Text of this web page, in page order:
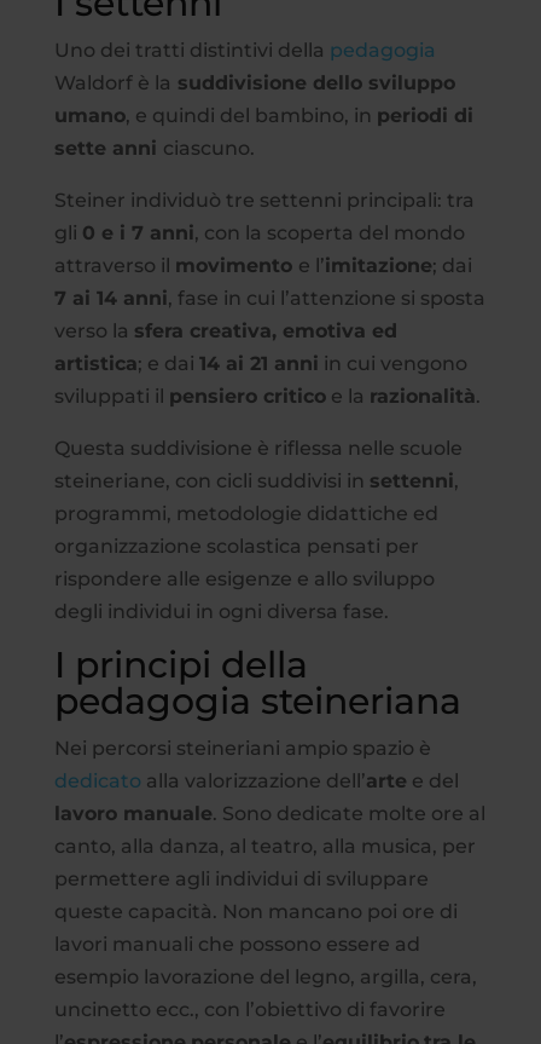
Uno dei tratti distintivi della pedagogia
Waldorf è la suddivisione dello sviluppo
umano, e quindi del bambino, in periodi di
sette anni ciascuno.
Steiner individuò tre settenni principali: tra
gli 0 e i 7 anni, con la scoperta del mondo
attraverso il movimento e l’imitazione; dai
7 ai 14 anni, fase in cui l’attenzione si sposta
verso la sfera creativa, emotiva ed
artistica; e dai 14 ai 21 anni in cui vengono
sviluppati il pensiero criticoe la razionalità.
Questa suddivisione è riflessa nelle scuole
steineriane, con cicli suddivisi in settenni,
programmi, metodologie didattiche ed
organizzazione scolastica pensati per
rispondere alle esigenze e allo sviluppo
degli individui in ogni diversa fase.
I principi della
pedagogia steineriana
Nei percorsi steineriani ampio spazio è
dedicato alla valorizzazione dell’arte e del
lavoro manuale. Sono dedicate molte ore al
canto, alla danza, al teatro, alla musica, per
permettere agli individui di sviluppare
queste capacità. Non mancano poi ore di
lavori manuali che possono essere ad
esempio lavorazione del legno, argilla, cera,
uncinetto ecc., con l’obiettivo di favorire